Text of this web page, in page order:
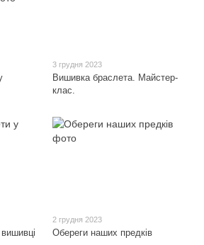
3 грудня 2023
Вишивка браслета. Майстер-
клас.
2 грудня 2023
Обереги наших предків